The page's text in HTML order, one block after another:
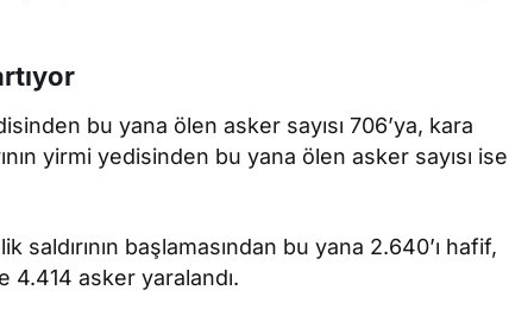
bu yana ölen asker sayısı 706’ya, kara
yirmi yedisinden bu yana ölen asker sayısı ise
başlamasından bu yana 2.640’ı hafif,
4.414 asker yaralandı.